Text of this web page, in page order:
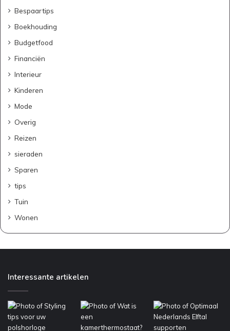
Bespaartips
Boekhouding
Budgetfood
Financiën
Interieur
Kinderen
Mode
Overig
Reizen
sieraden
Sparen
tips
Tuin
Wonen
Interessante artikelen